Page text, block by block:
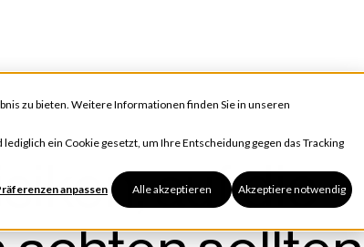
zu bieten. Weitere Informationen finden Sie in unseren
ein Cookie gesetzt, um Ihre Entscheidung gegen das Tracking
anpassen Alle akzeptieren Akzeptiere notwendig
auf die